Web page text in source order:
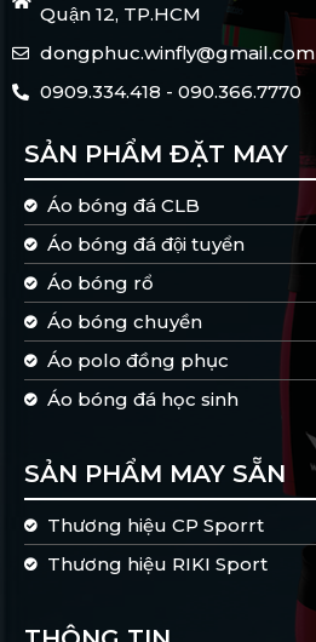
Quận 12, TP.HCM
dongphuc.winfly@gmail.com
0909.334.418 - 090.366.7770
SẢN PHẨM ĐẶT MAY
Áo bóng đá CLB
Áo bóng đá đội tuyển
Áo bóng rổ
Áo bóng chuyền
Áo polo đồng phục
Áo bóng đá học sinh
SẢN PHẨM MAY SẴN
Thương hiệu CP Sporrt
Thương hiệu RIKI Sport